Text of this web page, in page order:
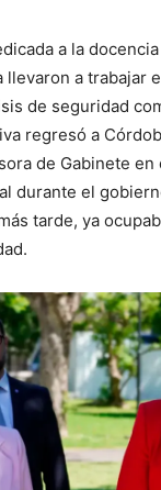
a la
a trabajar
de seguridad
regresó a
de Gabinete
durante el
tarde, ya